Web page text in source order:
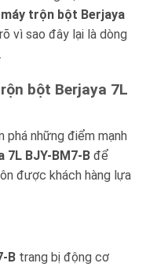
máy trộn bột Berjaya
vì sao đây lại là dòng
bột Berjaya 7L
phá những điểm mạnh
7L BJY-BM7-B để
được khách hàng lựa
B trang bị động cơ